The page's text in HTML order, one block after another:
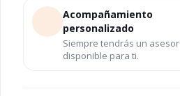
Acompañamiento
personalizado
Siempre tendrás un asesor
disponible para ti.